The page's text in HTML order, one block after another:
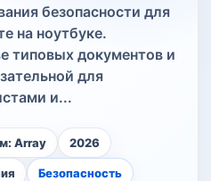
безопасности для
на ноутбуке.
типовых документов и
для
и...
Array 2026
Безопасность